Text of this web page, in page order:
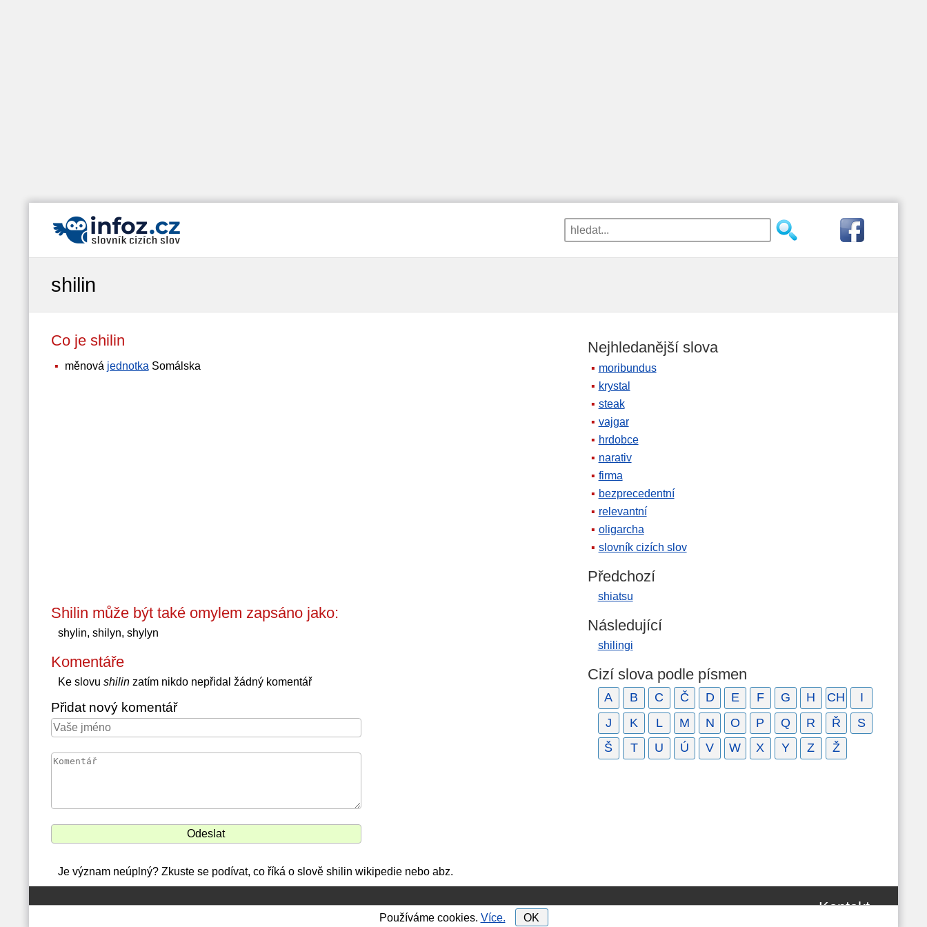
shilin
Co je shilin
měnová jednotka Somálska
Shilin může být také omylem zapsáno jako:
shylin, shilyn, shylyn
Komentáře
Ke slovu shilinzatím nikdo nepřidal žádný komentář
Přidat nový komentář
Je význam neúplný? Zkuste se podívat, co říká o slově shilin wikipedie nebo abz.
Nejhledanější slova
moribundus
krystal
steak
vajgar
hrdobce
narativ
firma
bezprecedentní
relevantní
oligarcha
slovník cizích slov
Předchozí
shiatsu
Následující
shilingi
Cizí slova podle písmen
A B C Č D E F G H CH
I
J
K L M N O P Q R Ř
S
Š
T U Ú V W X Y Z Ž
Kontakt
Používáme cookies. Více. OK